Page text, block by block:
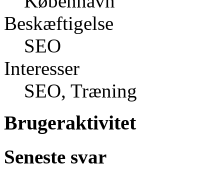
Beskæftigelse
SEO
Interesser
SEO, Træning
Brugeraktivitet
Seneste svar